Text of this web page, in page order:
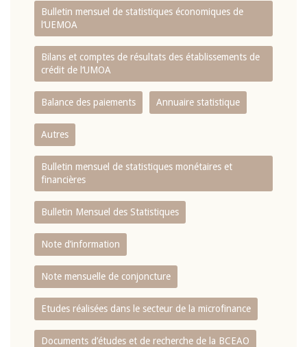
Bulletin mensuel de statistiques économiques de
l‘UEMOA
Bilans et comptes de résultats des établissements de
crédit de l‘UMOA
Balance des paiements Annuaire statistique
Autres
Bulletin mensuel de statistiques monétaires et
financières
Bulletin Mensuel des Statistiques
Note d’information
Note mensuelle de conjoncture
Etudes réalisées dans le secteur de la microfinance
Documents d’études et de recherche de la BCEAO